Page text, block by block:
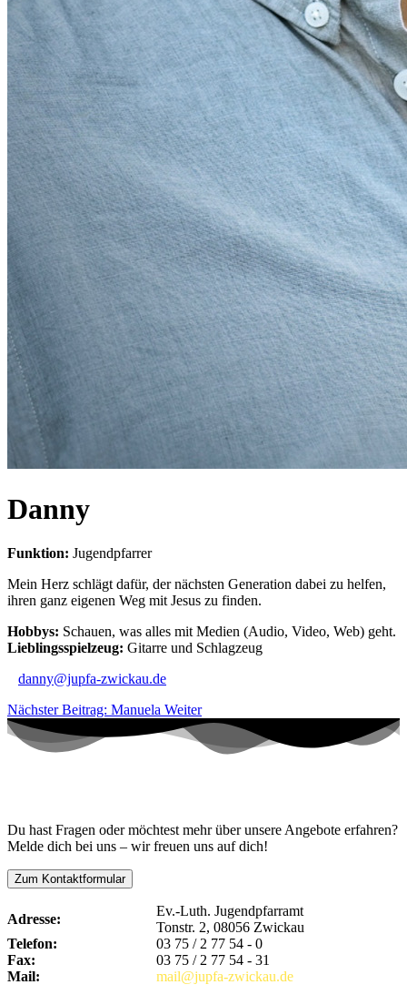
Danny
Funktion: Jugendpfarrer
Mein Herz schlägt dafür, der nächsten Generation dabei zu helfen,
ihren ganz eigenen Weg mit Jesus zu finden.
Hobbys: Schauen, was alles mit Medien (Audio, Video, Web) geht.
Lieblingsspielzeug: Gitarre und Schlagzeug
danny@jupfa-zwickau.de
Nächster Beitrag: Manuela Weiter
Du hast Fragen oder möchtest mehr über unsere Angebote erfahren?
Melde dich bei uns – wir freuen uns auf dich!
Zum Kontaktformular
Adresse:
Ev.-Luth. Jugendpfarramt
Tonstr. 2, 08056 Zwickau
Telefon:
03 75 / 2 77 54 - 0
Fax:
03 75 / 2 77 54 - 31
Mail:
mail@jupfa-zwickau.de